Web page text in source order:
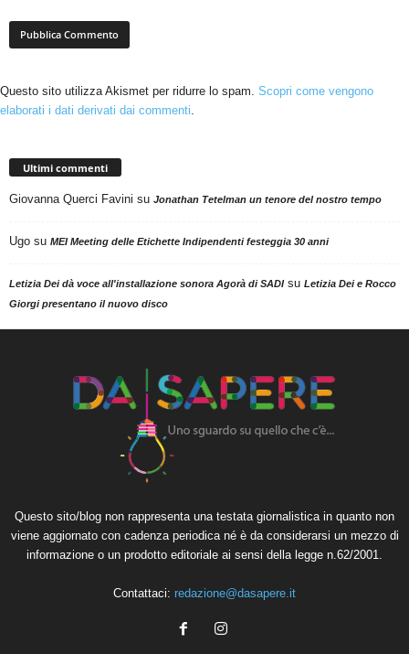
Questo sito utilizza Akismet per ridurre lo spam. Scopri come vengono
elaborati i dati derivati dai commenti.
Ultimi commenti
Giovanna Querci Favini su Jonathan Tetelman un tenore del nostro tempo
Ugo su MEI Meeting delle Etichette Indipendenti festeggia 30 anni
Letizia Dei dà voce all'installazione sonora Agorà di SADIsu Letizia Dei e Rocco
Giorgi presentano il nuovo disco
Questo sito/blog non rappresenta una testata giornalistica in quanto non
viene aggiornato con cadenza periodica né è da considerarsi un mezzo di
informazione o un prodotto editoriale ai sensi della legge n.62/2001.
Contattaci: redazione@dasapere.it